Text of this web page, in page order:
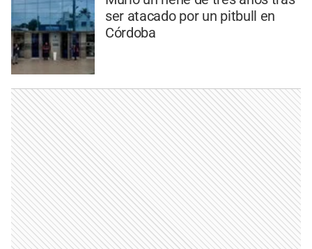
ser atacado por un pitbull en
Córdoba